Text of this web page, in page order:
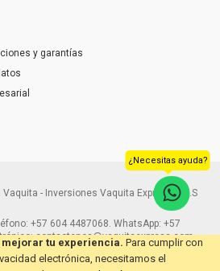
tu experiencia. Para cumplir con
electrónica, necesitamos el
y garantías
- Inversiones Vaquita Express S.A.S
+57 604 4487068. WhatsApp: +57
contactenos@vaquitaexpress.com
¿Necesitas ayuda?